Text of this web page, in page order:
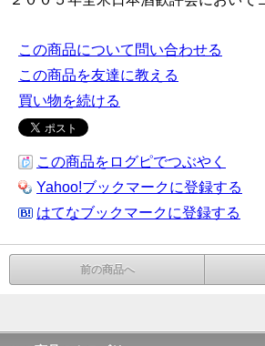
この商品について問い合わせる
この商品を友達に教える
買い物を続ける
この商品をログピでつぶやく
Yahoo!ブックマークに登録する
はてなブックマークに登録する
前の商品へ